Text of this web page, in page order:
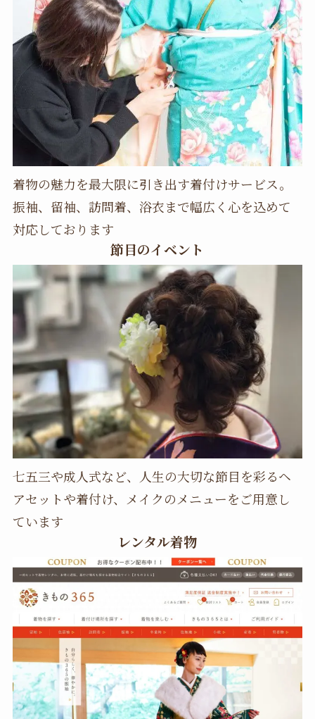
着物の魅力を最大限に引き出す着付けサービス。
振袖、留袖、訪問着、浴衣まで幅広く心を込めて
対応しております
節目のイベント
七五三や成人式など、人生の大切な節目を彩るヘ
アセットや着付け、メイクのメニューをご用意し
ています
レンタル着物